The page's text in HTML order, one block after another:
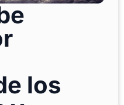
los